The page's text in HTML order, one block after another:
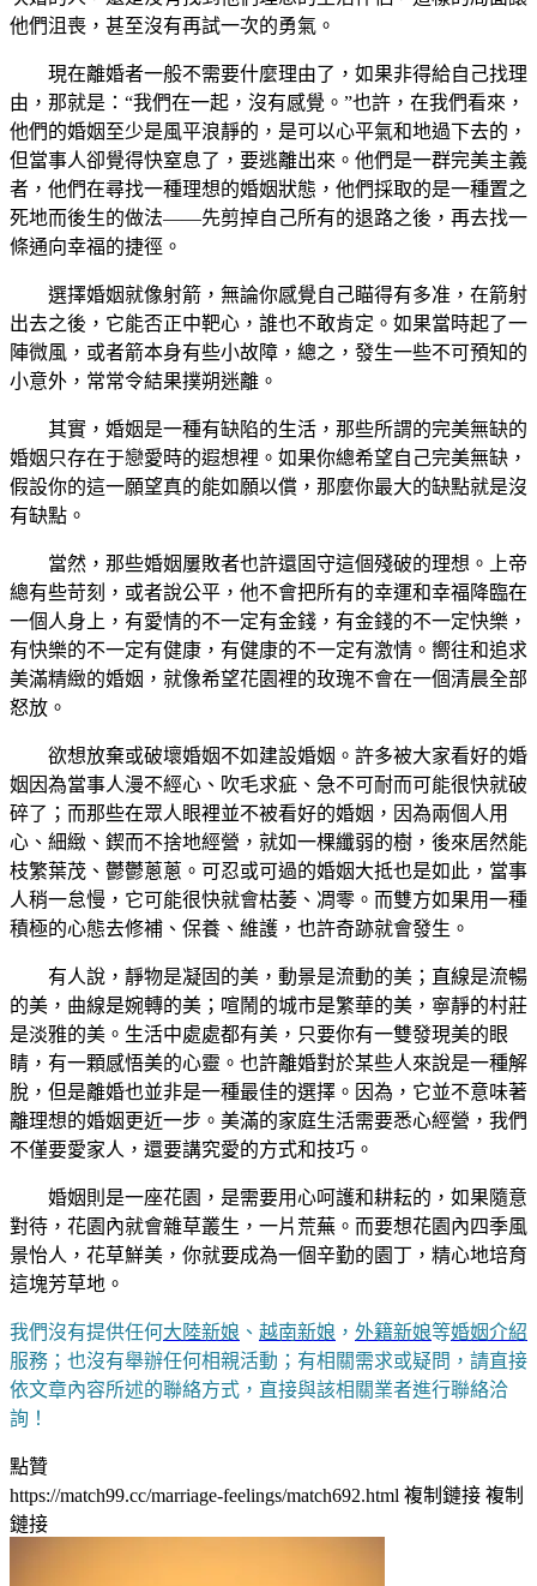
他們沮喪，甚至沒有再試一次的勇氣。
現在離婚者一般不需要什麼理由了，如果非得給自己找理
由，那就是：“我們在一起，沒有感覺。”也許，在我們看來，
他們的婚姻至少是風平浪靜的，是可以心平氣和地過下去的，
但當事人卻覺得快窒息了，要逃離出來。他們是一群完美主義
者，他們在尋找一種理想的婚姻狀態，他們採取的是一種置之
死地而後生的做法——先剪掉自己所有的退路之後，再去找一
條通向幸福的捷徑。
選擇婚姻就像射箭，無論你感覺自己瞄得有多准，在箭射
出去之後，它能否正中靶心，誰也不敢肯定。如果當時起了一
陣微風，或者箭本身有些小故障，總之，發生一些不可預知的
小意外，常常令結果撲朔迷離。
其實，婚姻是一種有缺陷的生活，那些所謂的完美無缺的
婚姻只存在于戀愛時的遐想裡。如果你總希望自己完美無缺，
假設你的這一願望真的能如願以償，那麼你最大的缺點就是沒
有缺點。
當然，那些婚姻屢敗者也許還固守這個殘破的理想。上帝
總有些苛刻，或者說公平，他不會把所有的幸運和幸福降臨在
一個人身上，有愛情的不一定有金錢，有金錢的不一定快樂，
有快樂的不一定有健康，有健康的不一定有激情。嚮往和追求
美滿精緻的婚姻，就像希望花園裡的玫瑰不會在一個清晨全部
怒放。
欲想放棄或破壞婚姻不如建設婚姻。許多被大家看好的婚
姻因為當事人漫不經心、吹毛求疵、急不可耐而可能很快就破
碎了；而那些在眾人眼裡並不被看好的婚姻，因為兩個人用
心、細緻、鍥而不捨地經營，就如一棵纖弱的樹，後來居然能
枝繁葉茂、鬱鬱蔥蔥。可忍或可過的婚姻大抵也是如此，當事
人稍一怠慢，它可能很快就會枯萎、凋零。而雙方如果用一種
積極的心態去修補、保養、維護，也許奇跡就會發生。
有人說，靜物是凝固的美，動景是流動的美；直線是流暢
的美，曲線是婉轉的美；喧鬧的城市是繁華的美，寧靜的村莊
是淡雅的美。生活中處處都有美，只要你有一雙發現美的眼
睛，有一顆感悟美的心靈。也許離婚對於某些人來說是一種解
脫，但是離婚也並非是一種最佳的選擇。因為，它並不意味著
離理想的婚姻更近一步。美滿的家庭生活需要悉心經營，我們
不僅要愛家人，還要講究愛的方式和技巧。
婚姻則是一座花園，是需要用心呵護和耕耘的，如果隨意
對待，花園內就會雜草叢生，一片荒蕪。而要想花園內四季風
景怡人，花草鮮美，你就要成為一個辛勤的園丁，精心地培育
這塊芳草地。
我們沒有提供任何大陸新娘 、 越南新娘 ， 外籍新娘等婚姻介紹
服務；也沒有舉辦任何相親活動；有相關需求或疑問，請直接
依文章內容所述的聯絡方式，直接與該相關業者進行聯絡洽
詢！
點贊
https://match99.cc/marriage-feelings/match692.html 複制鏈接 複制
鏈接